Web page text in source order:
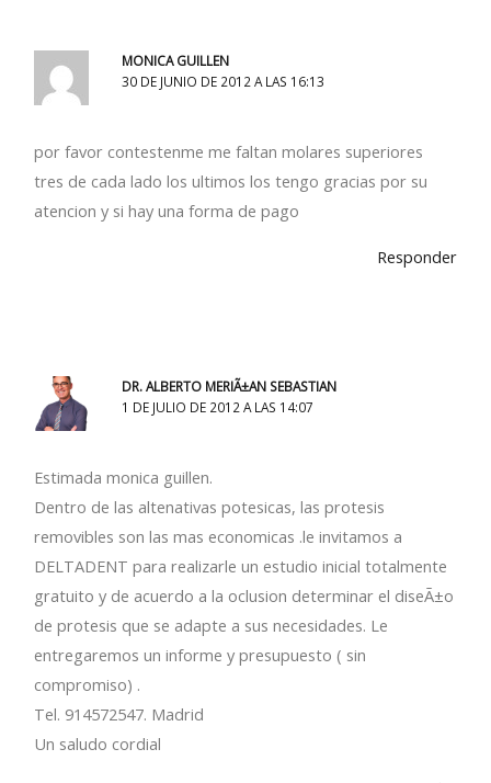
MONICA GUILLEN
30 DE JUNIO DE 2012 A LAS 16:13
por favor contestenme me faltan molares superiores
tres de cada lado los ultimos los tengo gracias por su
atencion y si hay una forma de pago
Responder
DR. ALBERTO MERIÃ±AN SEBASTIAN
1 DE JULIO DE 2012 A LAS 14:07
Estimada monica guillen.
Dentro de las altenativas potesicas, las protesis
removibles son las mas economicas .le invitamos a
DELTADENT para realizarle un estudio inicial totalmente
gratuito y de acuerdo a la oclusion determinar el diseÃ±o
de protesis que se adapte a sus necesidades. Le
entregaremos un informe y presupuesto ( sin
compromiso) .
Tel. 914572547. Madrid
Un saludo cordial